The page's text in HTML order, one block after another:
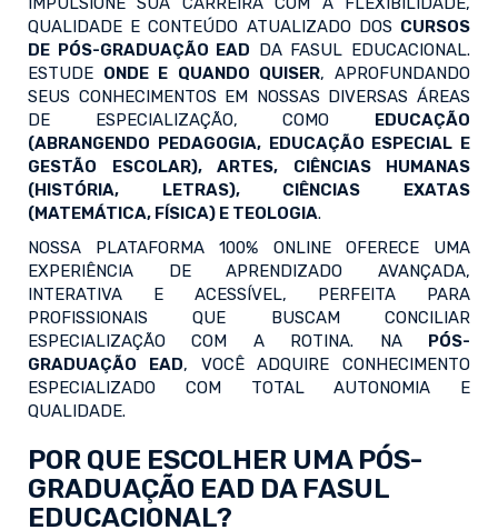
QUALIDADE E CONTEÚDO ATUALIZADO DOS CURSOS
DE PÓS-GRADUAÇÃO EAD DA FASUL EDUCACIONAL.
ESTUDE ONDE E QUANDO QUISER, APROFUNDANDO
SEUS CONHECIMENTOS EM NOSSAS DIVERSAS ÁREAS
DE ESPECIALIZAÇÃO, COMO EDUCAÇÃO
(ABRANGENDO PEDAGOGIA, EDUCAÇÃO ESPECIAL E
GESTÃO ESCOLAR), ARTES, CIÊNCIAS HUMANAS
(HISTÓRIA, LETRAS), CIÊNCIAS EXATAS
(MATEMÁTICA, FÍSICA) E TEOLOGIA.
NOSSA PLATAFORMA 100% ONLINE OFERECE UMA
EXPERIÊNCIA DE APRENDIZADO AVANÇADA,
INTERATIVA E ACESSÍVEL, PERFEITA PARA
PROFISSIONAIS QUE BUSCAM CONCILIAR
ESPECIALIZAÇÃO COM A ROTINA. NA PÓS-
GRADUAÇÃO EAD, VOCÊ ADQUIRE CONHECIMENTO
ESPECIALIZADO COM TOTAL AUTONOMIA E
QUALIDADE.
POR QUE ESCOLHER UMA PÓS-
GRADUAÇÃO EAD DA FASUL
EDUCACIONAL?